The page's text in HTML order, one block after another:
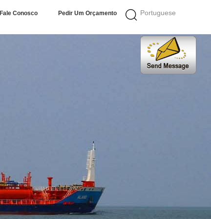
Portuguese
Fale Conosco Pedir Um Orçamento